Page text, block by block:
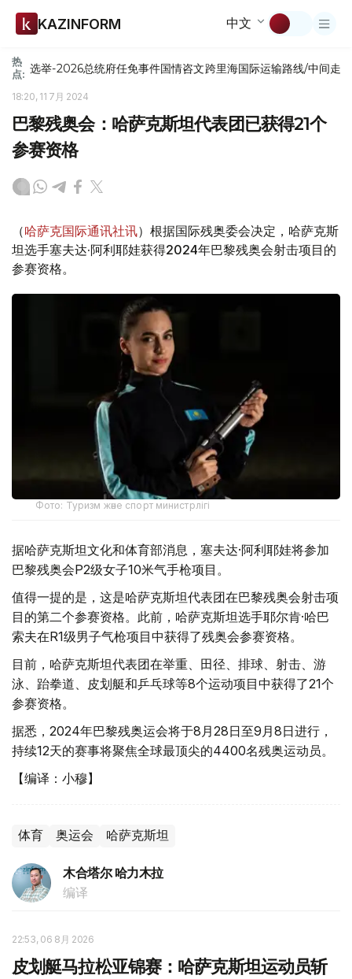
KAZINFORM 中文
热
点: 选举-2026总统府任免事件国情咨文跨里海国际运输路线/中间走廊
18:20, 11 7月 2024
巴黎残奥会：哈萨克斯坦代表团已获得21个
参赛资格
（哈萨克国际通讯社讯）根据国际残奥委会决定，哈萨克斯
坦选手塞夫达·阿利耶娃获得2024年巴黎残奥会射击项目的
参赛资格。
Фото: Туризм және спорт министрлігі
据哈萨克斯坦文化和体育部消息，塞夫达·阿利耶娃将参加
巴黎残奥会P2级女子10米气手枪项目。
值得一提的是，这是哈萨克斯坦代表团在巴黎残奥会射击项
目的第二个参赛资格。此前，哈萨克斯坦选手耶尔肯·哈巴
索夫在R1级男子气枪项目中获得了残奥会参赛资格。
目前，哈萨克斯坦代表团在举重、田径、排球、射击、游
泳、跆拳道、皮划艇和乒乓球等8个运动项目中获得了21个
参赛资格。
据悉，2024年巴黎残奥运会将于8月28日至9月8日进行，
持续12天的赛事将聚焦全球最顶尖的4400名残奥运动员。
【编译：小穆】
体育 奥运会 哈萨克斯坦
木合塔尔 哈力木拉
编译
22:53, 06 8月 2026
皮划艇马拉松亚锦赛：哈萨克斯坦运动员斩